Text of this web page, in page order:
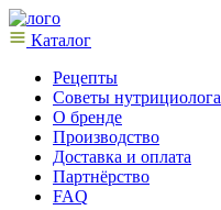
Каталог
Рецепты
Советы нутрициолога
О бренде
Производство
Доставка и оплата
Партнёрство
FAQ